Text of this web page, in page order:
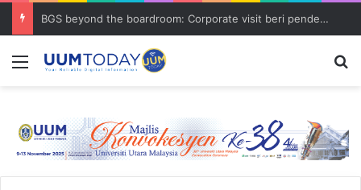
BGS beyond the boardroom: Corporate visit beri pendedahan dunia korporat kepada PELAJAR UUM
Menu